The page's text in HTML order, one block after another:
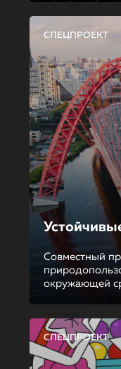
СПЕЦПРОЕКТ
Совместный
окружающей
СПЕЦПРОЕКТ